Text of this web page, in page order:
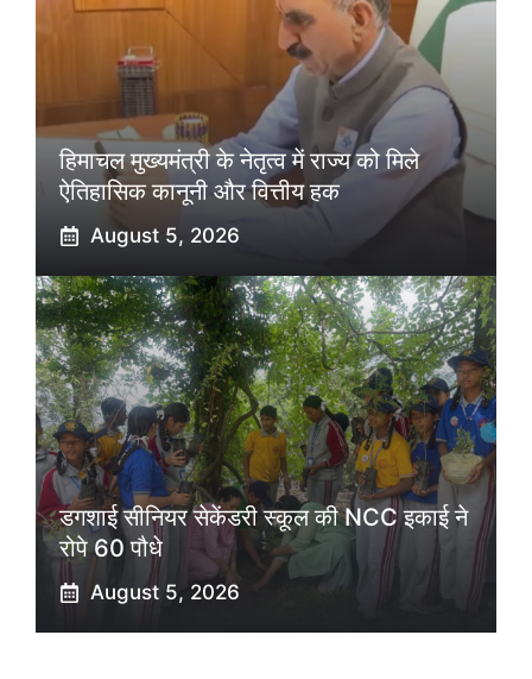
हिमाचल मुख्यमंत्री के नेतृत्व में राज्य को मिले
ऐतिहासिक कानूनी और वित्तीय हक
August 5, 2026
डगशाई सीनियर सेकेंडरी स्कूल की NCC इकाई ने
रोपे 60 पौधे
August 5, 2026